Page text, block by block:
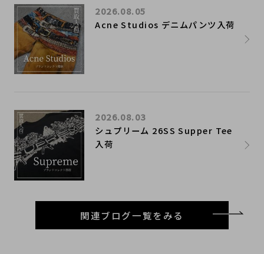
Acne Studios デニムパンツ入荷
2026.08.05
シュプリーム 26SS Supper Tee
入荷
2026.08.03
関連ブログ一覧をみる